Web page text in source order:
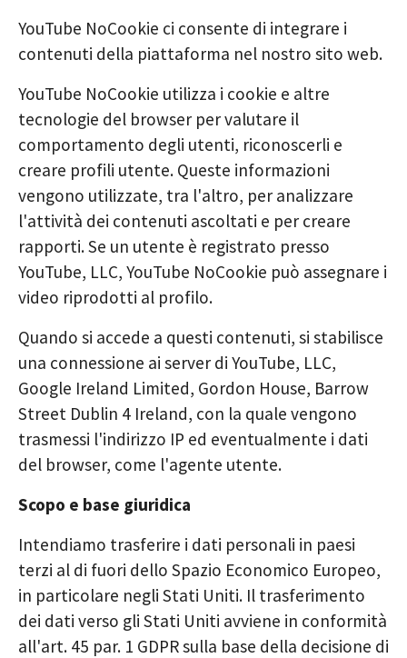
YouTube NoCookie ci consente di integrare i
contenuti della piattaforma nel nostro sito web.
YouTube NoCookie utilizza i cookie e altre
tecnologie del browser per valutare il
comportamento degli utenti, riconoscerli e
creare profili utente. Queste informazioni
vengono utilizzate, tra l'altro, per analizzare
l'attività dei contenuti ascoltati e per creare
rapporti. Se un utente è registrato presso
YouTube, LLC, YouTube NoCookie può assegnare i
video riprodotti al profilo.
Quando si accede a questi contenuti, si stabilisce
una connessione ai server di YouTube, LLC,
Google Ireland Limited, Gordon House, Barrow
Street Dublin 4 Ireland, con la quale vengono
trasmessi l'indirizzo IP ed eventualmente i dati
del browser, come l'agente utente.
Scopo e base giuridica
Intendiamo trasferire i dati personali in paesi
terzi al di fuori dello Spazio Economico Europeo,
in particolare negli Stati Uniti. Il trasferimento
dei dati verso gli Stati Uniti avviene in conformità
all'art. 45 par. 1 GDPR sulla base della decisione di